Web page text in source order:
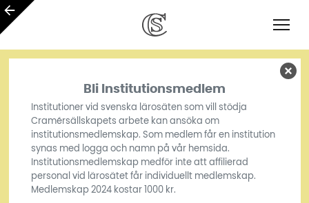
Bli Institutionsmedlem
Institutioner vid svenska lärosäten som vill stödja
Cramérsällskapets arbete kan ansöka om
institutionsmedlemskap. Som medlem får en institution
synas med logga och namn på vår hemsida.
Institutionsmedlemskap medför inte att affilierad
personal vid lärosätet får individuellt medlemskap.
Medlemskap 2024 kostar 1000 kr.